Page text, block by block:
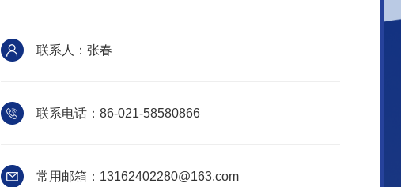
联系人：张春
联系电话：86-021-58580866
常用邮箱：13162402280@163.com